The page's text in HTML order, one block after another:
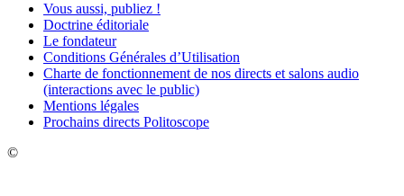
Vous aussi, publiez !
Doctrine éditoriale
Le fondateur
Conditions Générales d’Utilisation
Charte de fonctionnement de nos directs et salons audio
(interactions avec le public)
Mentions légales
Prochains directs Politoscope
©